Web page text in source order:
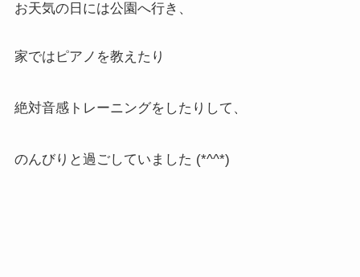
お天気の日には公園へ行き、
家ではピアノを教えたり
絶対音感トレーニングをしたりして、
のんびりと過ごしていました (*^^*)